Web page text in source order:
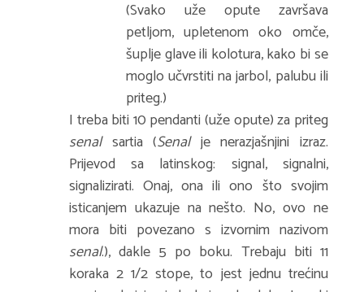
(Svako uže opute završava
petljom, upletenom oko omče,
šuplje glave ili kolotura, kako bi se
moglo učvrstiti na jarbol, palubu ili
priteg.)
I treba biti 10 pendanti (uže opute) za priteg
senalsartia (Senalje nerazjašnjini izraz.
Prijevod sa latinskog: signal, signalni,
signalizirati. Onaj, ona ili ono što svojim
isticanjem ukazuje na nešto. No, ovo ne
mora biti povezano s izvornim nazivom
senal.), dakle 5 po boku. Trebaju biti 11
koraka 2 1/2 stope, to jest jednu trećinu